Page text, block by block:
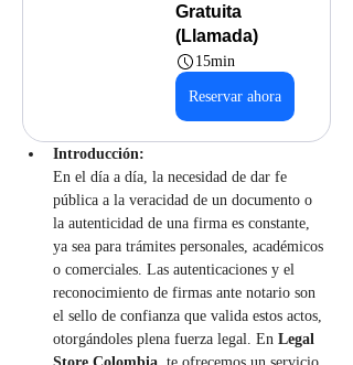
Gratuita
(Llamada)
15min
Reservar ahora
Introducción:
En el día a día, la necesidad de dar fe
pública a la veracidad de un documento o
la autenticidad de una firma es constante,
ya sea para trámites personales, académicos
o comerciales. Las autenticaciones y el
reconocimiento de firmas ante notario son
el sello de confianza que valida estos actos,
otorgándoles plena fuerza legal. En Legal